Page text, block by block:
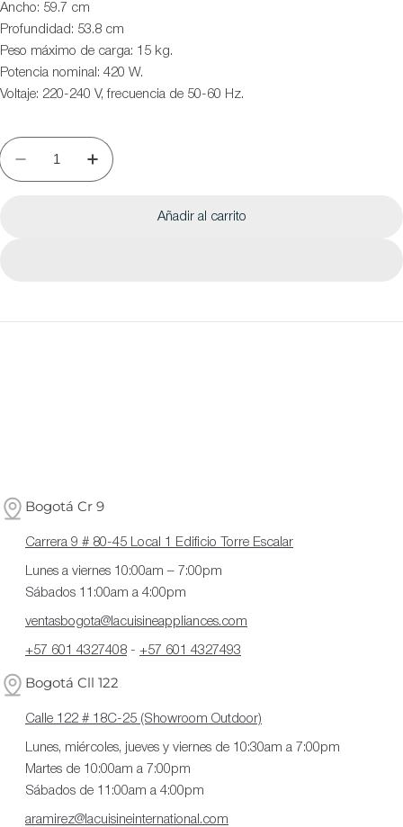
Ancho: 59.7 cm
Profundidad: 53.8 cm
Peso máximo de carga: 15 kg.
Potencia nominal: 420 W.
Voltaje: 220-240 V, frecuencia de 50-60 Hz.
Añadir al carrito
Bogotá Cr 9
Carrera 9 # 80-45 Local 1 Edificio Torre Escalar
Lunes a viernes 10:00am – 7:00pm
Sábados 11:00am a 4:00pm
ventasbogota@lacuisineappliances.com
+57 601 4327408 - +57 601 4327493
Bogotá Cll 122
Calle 122 # 18C-25 (Showroom Outdoor)
Lunes, miércoles, jueves y viernes de 10:30am a 7:00pm
Martes de 10:00am a 7:00pm
Sábados de 11:00am a 4:00pm
aramirez@lacuisineinternational.com